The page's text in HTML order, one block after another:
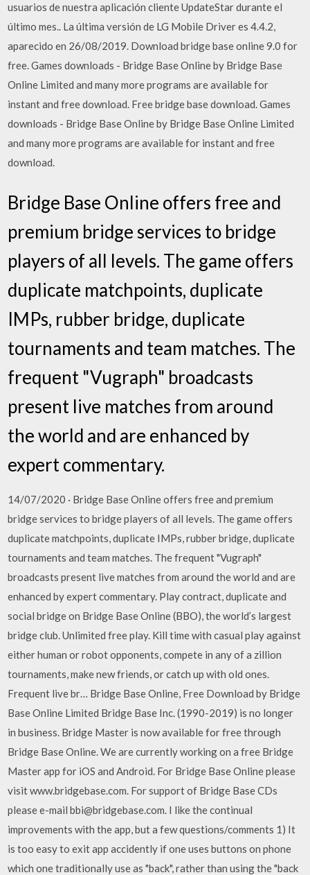
usuarios de nuestra aplicación cliente UpdateStar durante el
último mes.. La última versión de LG Mobile Driver es 4.4.2,
aparecido en 26/08/2019. Download bridge base online 9.0 for
free. Games downloads - Bridge Base Online by Bridge Base
Online Limited and many more programs are available for
instant and free download. Free bridge base download. Games
downloads - Bridge Base Online by Bridge Base Online Limited
and many more programs are available for instant and free
download.
Bridge Base Online offers free and
premium bridge services to bridge
players of all levels. The game offers
duplicate matchpoints, duplicate
IMPs, rubber bridge, duplicate
tournaments and team matches. The
frequent "Vugraph" broadcasts
present live matches from around
the world and are enhanced by
expert commentary.
14/07/2020 · Bridge Base Online offers free and premium
bridge services to bridge players of all levels. The game offers
duplicate matchpoints, duplicate IMPs, rubber bridge, duplicate
tournaments and team matches. The frequent "Vugraph"
broadcasts present live matches from around the world and are
enhanced by expert commentary. ‎Play contract, duplicate and
social bridge on Bridge Base Online (BBO), the world’s largest
bridge club. Unlimited free play. Kill time with casual play against
either human or robot opponents, compete in any of a zillion
tournaments, make new friends, or catch up with old ones.
Frequent live br… Bridge Base Online, Free Download by Bridge
Base Online Limited Bridge Base Inc. (1990-2019) is no longer
in business. Bridge Master is now available for free through
Bridge Base Online. We are currently working on a free Bridge
Master app for iOS and Android. For Bridge Base Online please
visit www.bridgebase.com. For support of Bridge Base CDs
please e-mail bbi@bridgebase.com. I like the continual
improvements with the app, but a few questions/comments 1) It
is too easy to exit app accidently if one uses buttons on phone
which one traditionally use as "back", rather than using the "back